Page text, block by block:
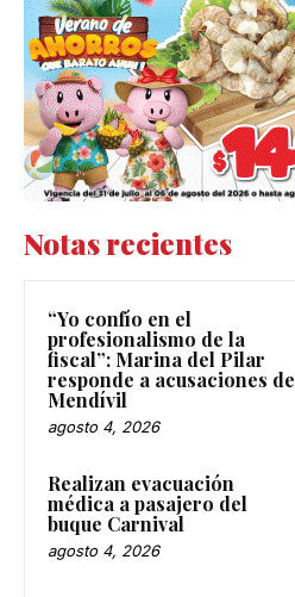
Notas recientes
“Yo confío en el
profesionalismo de la
fiscal”: Marina del Pilar
responde a acusaciones de
Mendívil
agosto 4, 2026
Realizan evacuación
médica a pasajero del
buque Carnival
agosto 4, 2026